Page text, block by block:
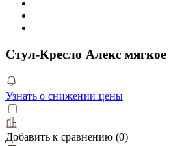
Стул-Кресло Алекс мягкое
Узнать о снижении цены
Добавить к сравнению (0)